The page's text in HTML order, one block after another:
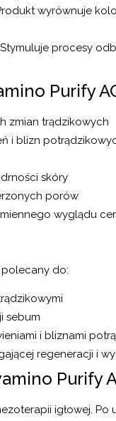
wyrównuje
Stymuluje procesy
Purify
zmian trądzikowych
i blizn
skóry
porów
wyglądu
polecany do:
sebum
i bliznami
regeneracji i
Purify
igłowej. Po